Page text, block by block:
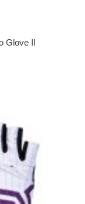
Glove II